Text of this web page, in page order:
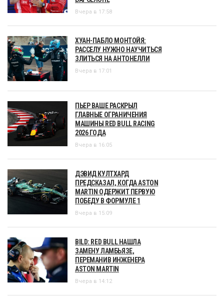
Вчера в 17:58
ХУАН-ПАБЛО МОНТОЙЯ:
РАССЕЛУ НУЖНО НАУЧИТЬСЯ
ЗЛИТЬСЯ НА АНТОНЕЛЛИ
Вчера в 17:01
ПЬЕР ВАШЕ РАСКРЫЛ
ГЛАВНЫЕ ОГРАНИЧЕНИЯ
МАШИНЫ RED BULL RACING
2026 ГОДА
Вчера в 16:05
ДЭВИД КУЛТХАРД
ПРЕДСКАЗАЛ, КОГДА ASTON
MARTIN ОДЕРЖИТ ПЕРВУЮ
ПОБЕДУ В ФОРМУЛЕ 1
Вчера в 15:09
BILD: RED BULL НАШЛА
ЗАМЕНУ ЛАМБЬЯЗЕ,
ПЕРЕМАНИВ ИНЖЕНЕРА
ASTON MARTIN
Вчера в 14:12